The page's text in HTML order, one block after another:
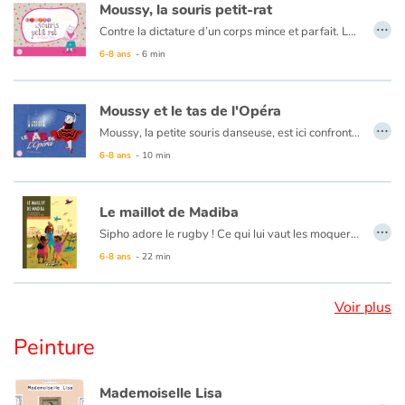
Moussy, la souris petit-rat
Contre la dictature d’un corps mince et parfait. La souris Moussy, à la silhouette replète, est à l’Opéra pour passer le concours de petit rat. Les sœurs Fluettes, des souris mal intentionnées à la taille ultrafine, lui font remarquer qu’il sera difficile de réussir le concours sans perdre du poids. Moussy, influencée, déstabilisée, va se mettre au régime jusqu’à ne plus manger et perdre toutes ses forces. Heureusement la VSS, la Vieille Souris Sage, veille sur Moussy...
6-8 ans - 6 min
…
Moussy et le tas de l'Opéra
Moussy, la petite souris danseuse, est ici confrontée à la dictature des marques et de la mode du « jetable ». Elle n’a pas les moyens de faire comme ses camarades qui s’adonnent au shopping effréné. Alors comment faire pour être coquette, sans dépenser un centime ? Sa pugnacité et les conseils de la VSS, la Vieille Souris Sage, vont lui permettre de trouver LA solution. Encore une fois, elle triomphera tout en amenant ses camarades à changer leurs comportements vestimentaires.
6-8 ans - 10 min
…
Le maillot de Madiba
Sipho adore le rugby ! Ce qui lui vaut les moqueries de ses frères et voisins dans le township de Soweto. Le rugby c'est le sport des Blancs et tous soutiennent l'équipe de football des Bafana Bafana. Mais cette année, c'est l'Afrique du Sud qui organise la Coupe du monde de rugby et les Springboks compte désormais Chester Wiliams, un rugbyman noir qui va déchaîner les passions.
6-8 ans - 22 min
…
Voir plus
Peinture
Mademoiselle Lisa